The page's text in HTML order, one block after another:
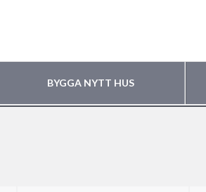
BYGGA NYTT HUS